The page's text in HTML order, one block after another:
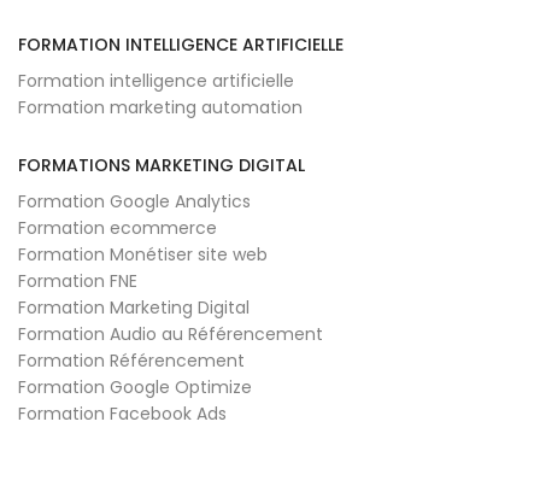
FORMATION INTELLIGENCE ARTIFICIELLE
Formation intelligence artificielle
Formation marketing automation
FORMATIONS MARKETING DIGITAL
Formation Google Analytics
Formation ecommerce
Formation Monétiser site web
Formation FNE
Formation Marketing Digital
Formation Audio au Référencement
Formation Référencement
Formation Google Optimize
Formation Facebook Ads